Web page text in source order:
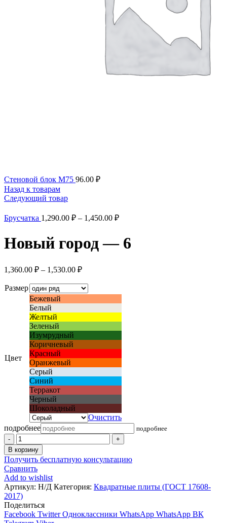
Стеновой блок М75 96.00 ₽
Назад к товарам
Следующий товар
Брусчатка 1,290.00 ₽ – 1,450.00 ₽
Новый город — 6
1,360.00 ₽ – 1,530.00 ₽
Размер
Цвет
Бежевый
Белый
Желтый
Зеленый
Изумрудный
Коричневый
Красный
Оранжевый
Серый
Синий
Терракот
Черный
Шоколадный
Очистить
подробнее
подробнее
Количество
товара
Новый
город
-
6
В корзину
Получить бесплатную консультацию
Сравнить
Add to wishlist
Артикул: Н/Д Категория: Квадратные плиты (ГОСТ 17608-
2017)
Поделиться
Facebook Twitter Одноклассники WhatsApp WhatsApp ВК